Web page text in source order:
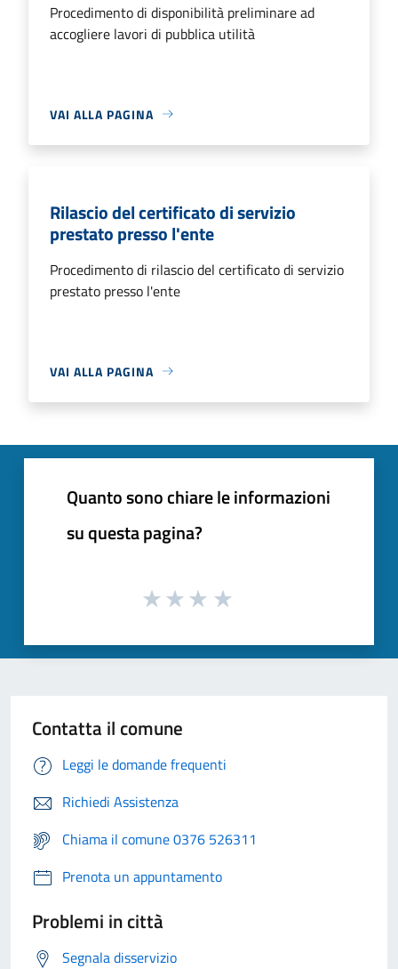
Procedimento di disponibilità preliminare ad
accogliere lavori di pubblica utilità
VAI ALLA PAGINA
Rilascio del certificato di servizio
prestato presso l'ente
Procedimento di rilascio del certificato di servizio
prestato presso l'ente
VAI ALLA PAGINA
Quanto sono chiare le informazioni
su questa pagina?
Contatta il comune
Leggi le domande frequenti
Richiedi Assistenza
Chiama il comune 0376 526311
Prenota un appuntamento
Problemi in città
Segnala disservizio